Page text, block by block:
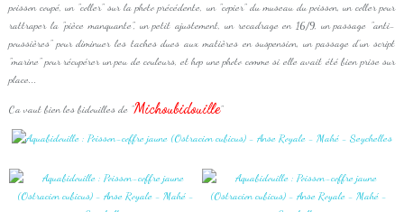
poisson coupé, un "coller" sur la photo précédente, un "copier" du museau du poisson, un coller pour
rattraper la "pièce manquante", un petit ajustement, un recadrage en 16/9, un passage "anti-
poussières" pour diminuer les taches dues aux matières en suspension, un passage d'un script
"marine" pour récupérer un peu de couleurs, et hop une photo comme si elle avait été bien prise sur
place...
Ca vaut bien les bidouilles de "Michoubidouille"